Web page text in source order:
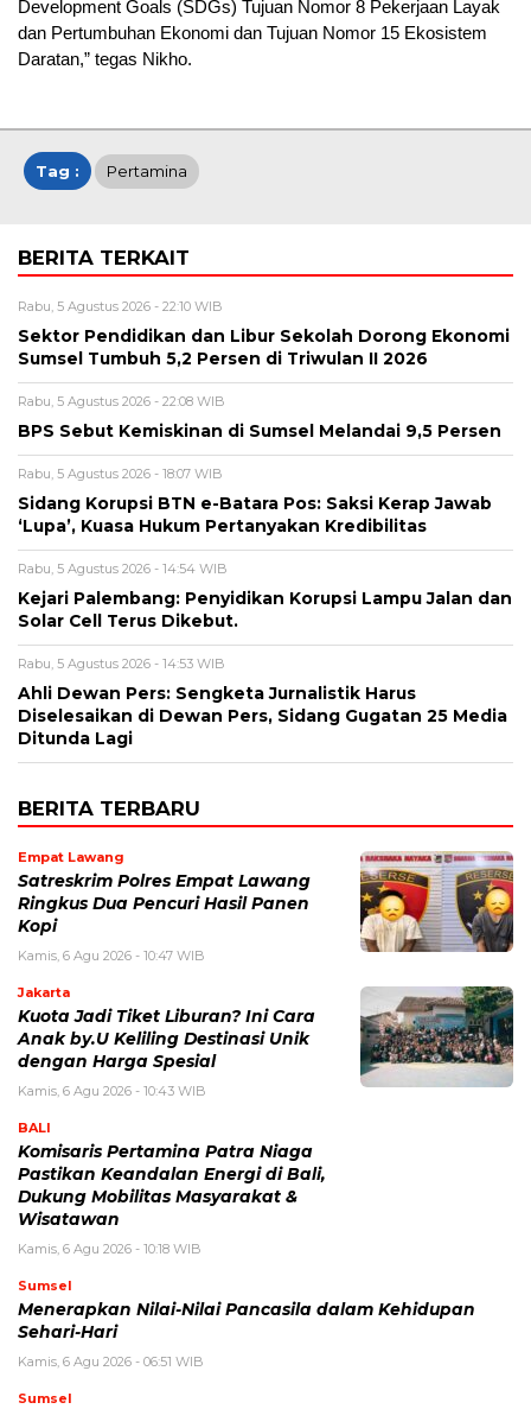
Development Goals (SDGs) Tujuan Nomor 8 Pekerjaan Layak
dan Pertumbuhan Ekonomi dan Tujuan Nomor 15 Ekosistem
Daratan,” tegas Nikho.
Tag : Pertamina
BERITA TERKAIT
Rabu, 5 Agustus 2026 - 22:10 WIB
Sektor Pendidikan dan Libur Sekolah Dorong Ekonomi
Sumsel Tumbuh 5,2 Persen di Triwulan II 2026
Rabu, 5 Agustus 2026 - 22:08 WIB
BPS Sebut Kemiskinan di Sumsel Melandai 9,5 Persen
Rabu, 5 Agustus 2026 - 18:07 WIB
Sidang Korupsi BTN e-Batara Pos: Saksi Kerap Jawab
‘Lupa’, Kuasa Hukum Pertanyakan Kredibilitas
Rabu, 5 Agustus 2026 - 14:54 WIB
Kejari Palembang: Penyidikan Korupsi Lampu Jalan dan
Solar Cell Terus Dikebut.
Rabu, 5 Agustus 2026 - 14:53 WIB
Ahli Dewan Pers: Sengketa Jurnalistik Harus
Diselesaikan di Dewan Pers, Sidang Gugatan 25 Media
Ditunda Lagi
BERITA TERBARU
Empat Lawang
Satreskrim Polres Empat Lawang
Ringkus Dua Pencuri Hasil Panen
Kopi
Kamis, 6 Agu 2026 - 10:47 WIB
Jakarta
Kuota Jadi Tiket Liburan? Ini Cara
Anak by.U Keliling Destinasi Unik
dengan Harga Spesial
Kamis, 6 Agu 2026 - 10:43 WIB
BALI
Komisaris Pertamina Patra Niaga
Pastikan Keandalan Energi di Bali,
Dukung Mobilitas Masyarakat &
Wisatawan
Kamis, 6 Agu 2026 - 10:18 WIB
Sumsel
Menerapkan Nilai-Nilai Pancasila dalam Kehidupan
Sehari-Hari
Kamis, 6 Agu 2026 - 06:51 WIB
Sumsel